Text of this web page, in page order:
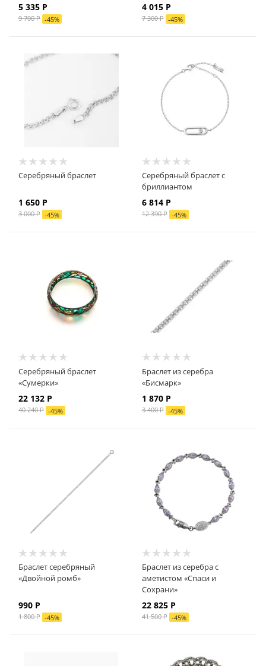
5 335 Р
9 700 Р -45%
4 015 Р
7 300 Р -45%
Серебряный браслет
1 650 Р
3 000 Р -45%
Серебряный браслет с
бриллиантом
6 814 Р
12 390 Р -45%
Серебряный браслет
«Сумерки»
22 132 Р
40 240 Р -45%
Браслет из серебра
«Бисмарк»
1 870 Р
3 400 Р -45%
Браслет серебряный
«Двойной ромб»
990 Р
1 800 Р -45%
Браслет из серебра с
аметистом «Спаси и
Сохрани»
22 825 Р
41 500 Р -45%